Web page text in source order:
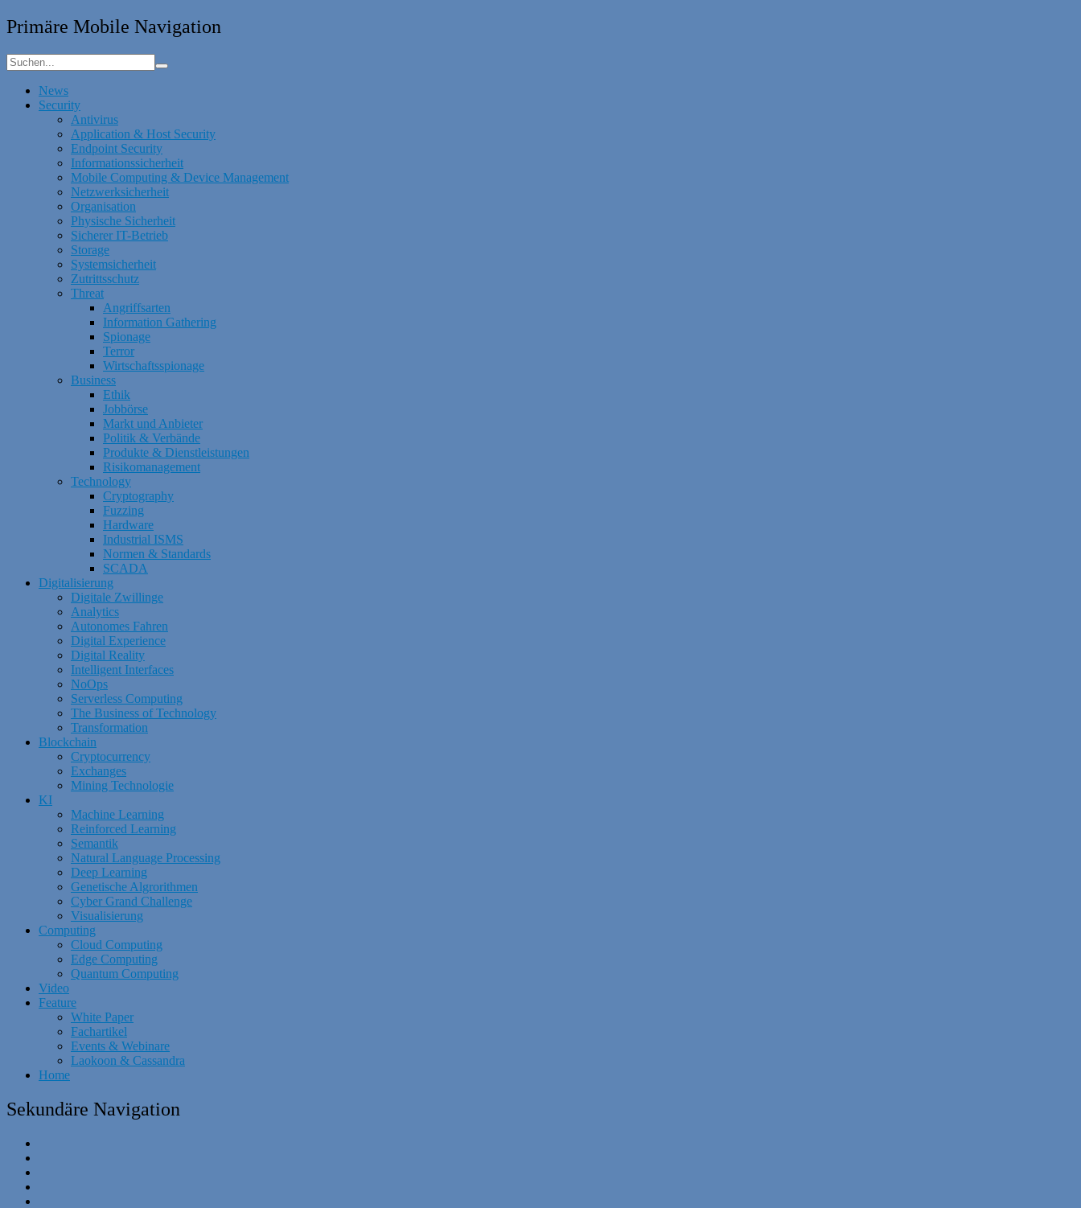
Primäre Mobile Navigation
News
Security
Antivirus
Application & Host Security
Endpoint Security
Informationssicherheit
Mobile Computing & Device Management
Netzwerksicherheit
Organisation
Physische Sicherheit
Sicherer IT-Betrieb
Storage
Systemsicherheit
Zutrittsschutz
Threat
Angriffsarten
Information Gathering
Spionage
Terror
Wirtschaftsspionage
Business
Ethik
Jobbörse
Markt und Anbieter
Politik & Verbände
Produkte & Dienstleistungen
Risikomanagement
Technology
Cryptography
Fuzzing
Hardware
Industrial ISMS
Normen & Standards
SCADA
Digitalisierung
Digitale Zwillinge
Analytics
Autonomes Fahren
Digital Experience
Digital Reality
Intelligent Interfaces
NoOps
Serverless Computing
The Business of Technology
Transformation
Blockchain
Cryptocurrency
Exchanges
Mining Technologie
KI
Machine Learning
Reinforced Learning
Semantik
Natural Language Processing
Deep Learning
Genetische Algrorithmen
Cyber Grand Challenge
Visualisierung
Computing
Cloud Computing
Edge Computing
Quantum Computing
Video
Feature
White Paper
Fachartikel
Events & Webinare
Laokoon & Cassandra
Home
Sekundäre Navigation